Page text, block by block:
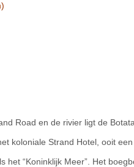
Road en de rivier ligt de
koloniale Strand Hotel, ooit
“Koninklijk Meer”. Het